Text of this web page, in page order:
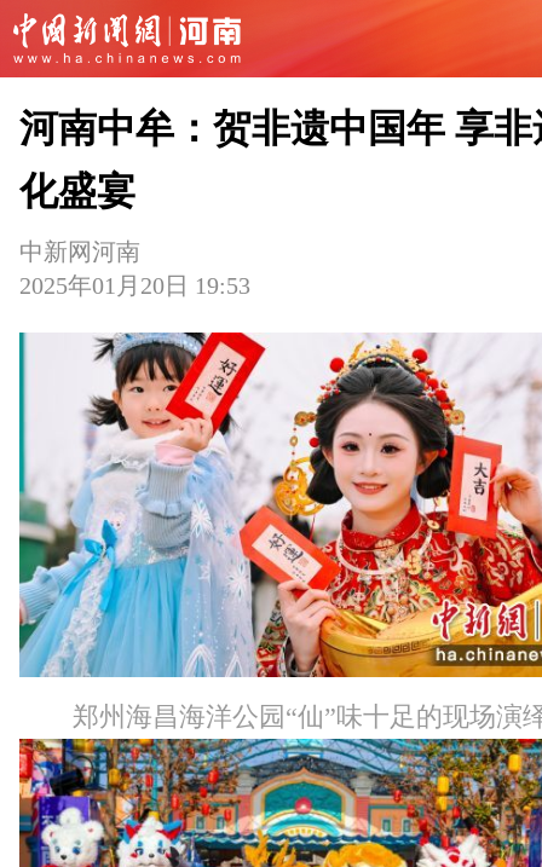
河南中牟：贺非遗中国年 享非
化盛宴
中新网河南
2025年01月20日 19:53
郑州海昌海洋公园“仙”味十足的现场演